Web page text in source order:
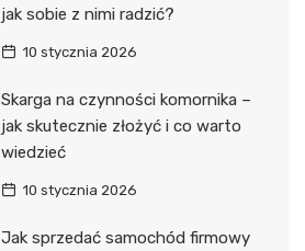
jak sobie z nimi radzić?
10 stycznia 2026
Skarga na czynności komornika –
jak skutecznie złożyć i co warto
wiedzieć
10 stycznia 2026
Jak sprzedać samochód firmowy